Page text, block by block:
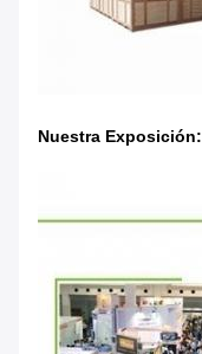
Nuestra Exposición: